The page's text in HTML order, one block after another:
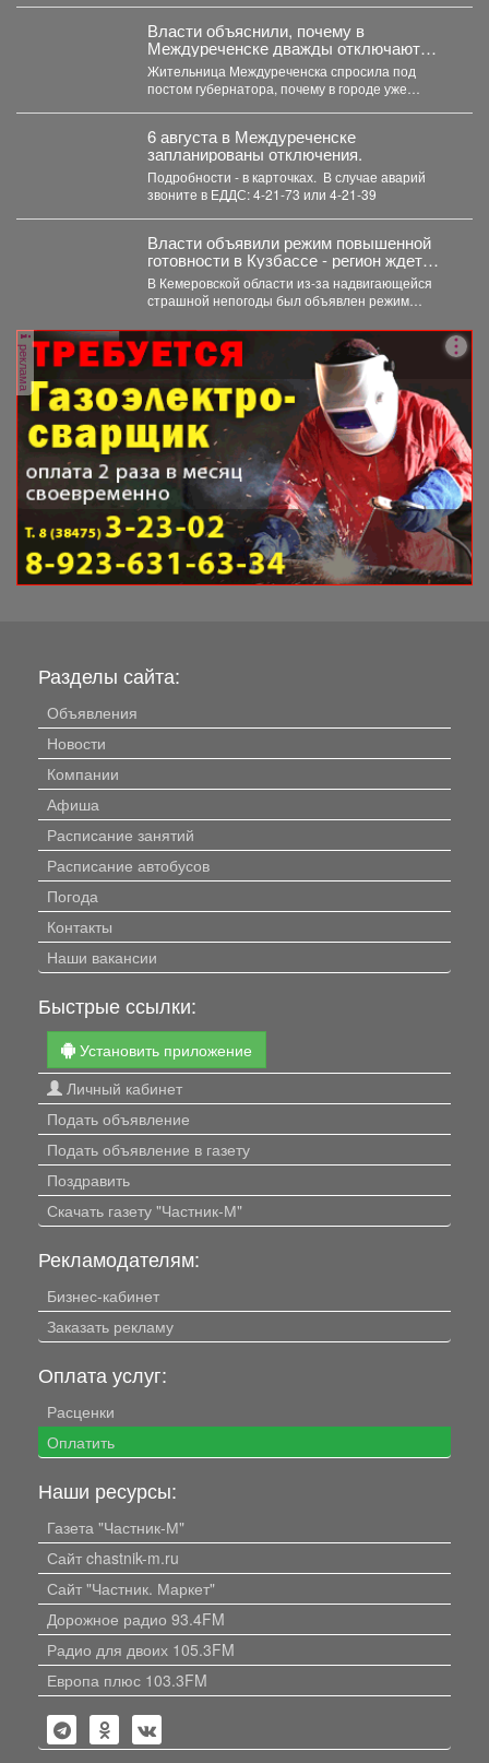
Власти объяснили, почему в
Междуреченске дважды отключают
горячую воду
Жительница Междуреченска спросила под
постом губернатора, почему в городе уже
6 августа в Междуреченске
запланированы отключения.
Подробности - в карточках. ️ В случае аварий
звоните в ЕДДС: 4-21-73 или 4-21-39
Власти объявили режим повышенной
готовности в Кузбассе - регион ждет
удар стихии
В Кемеровской области из-за надвигающейся
страшной непогоды был объявлен режим
которое...
реклама
Разделы сайта:
Объявления
Новости
Компании
Афиша
Расписание занятий
Расписание автобусов
Погода
Контакты
Наши вакансии
Быстрые ссылки:
Установить приложение
Личный кабинет
Подать объявление
Подать объявление в газету
Поздравить
Скачать газету "Частник-М"
Рекламодателям:
Бизнес-кабинет
Заказать рекламу
Оплата услуг:
Расценки
Оплатить
Наши ресурсы:
Газета "Частник-М"
Сайт chastnik-m.ru
Сайт "Частник. Маркет"
Дорожное радио 93.4FM
Радио для двоих 105.3FM
Европа плюс 103.3FM